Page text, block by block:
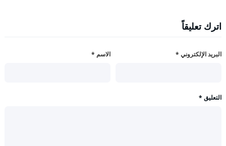
اترك تعليقاً
الاسم * البريد الإلكتروني *
التعليق *